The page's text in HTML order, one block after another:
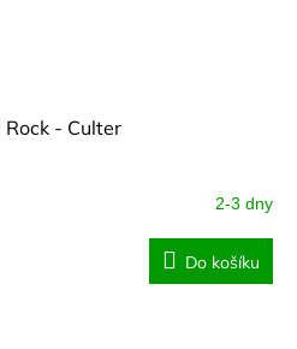
Rock - Culter
2-3 dny
Do košíku